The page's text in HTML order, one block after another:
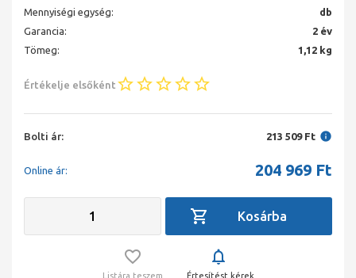
Mennyiségi egység:
db
Garancia:
2 év
Tömeg:
1,12 kg
Értékelje elsőként
Bolti ár: 213 509 Ft
Online ár: 204 969 Ft
Listára teszem Értesítést kérek